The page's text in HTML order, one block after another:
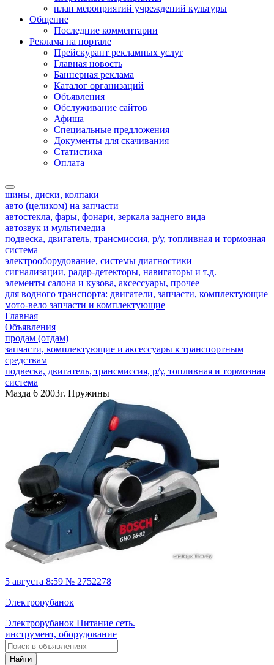
план мероприятий учреждений культуры
Общение
Последние комментарии
Реклама на портале
Прейскурант рекламных услуг
Главная новость
Баннерная реклама
Каталог организаций
Объявления
Обслуживание сайтов
Афиша
Специальные предложения
Документы для скачивания
Статистика
Оплата
шины, диски, колпаки
авто (целиком) на запчасти
автостекла, фары, фонари, зеркала заднего вида
автозвук и мультимедиа
подвеска, двигатель, трансмиссия, р/у, топливная и тормозная
система
электрооборудование, системы диагностики
сигнализации, радар-детекторы, навигаторы и т.д.
элементы салона и кузова, аксессуары, прочее
для водного транспорта: двигатели, запчасти, комплектующие
мото-вело запчасти и комплектующие
Главная
Объявления
продам (отдам)
запчасти, комплектующие и аксессуары к транспортным
средствам
подвеска, двигатель, трансмиссия, р/у, топливная и тормозная
система
Мазда 6 2003г. Пружины
5 августа 8:59 № 2752278
Электрорубанок
Электрорубанок Питание сеть.
инструмент, оборудование
Найти